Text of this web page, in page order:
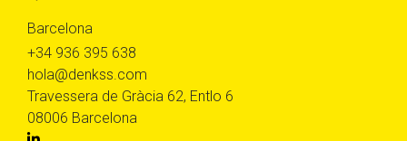
Barcelona
+34 936 395 638
hola@denkss.com
Travessera de Gràcia 62, Entlo 6
08006 Barcelona